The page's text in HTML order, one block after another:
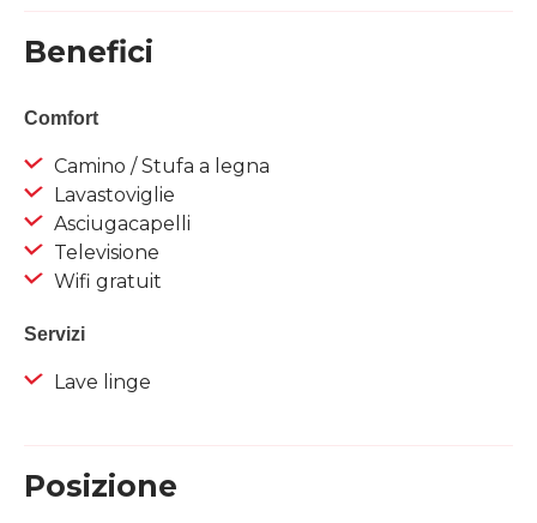
Benefici
Comfort
Camino / Stufa a legna
Lavastoviglie
Asciugacapelli
Televisione
Wifi gratuit
Servizi
Lave linge
Posizione